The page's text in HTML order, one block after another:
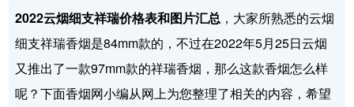
2022云烟细支祥瑞价格表和图片汇总 ，大家所熟悉的云烟
细支祥瑞香烟是84mm款的，不过在2022年5月25日云烟
又推出了一款97mm款的祥瑞香烟，那么这款香烟怎么样
呢？下面香烟网小编从网上为您整理了相关的内容，希望